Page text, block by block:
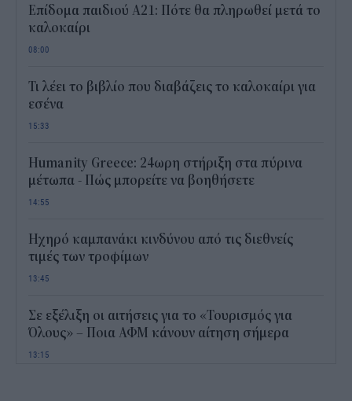
Επίδομα παιδιού Α21: Πότε θα πληρωθεί μετά το
καλοκαίρι
08:00
Τι λέει το βιβλίο που διαβάζεις το καλοκαίρι για
εσένα
15:33
Humanity Greece: 24ωρη στήριξη στα πύρινα
μέτωπα - Πώς μπορείτε να βοηθήσετε
14:55
Ηχηρό καμπανάκι κινδύνου από τις διεθνείς
τιμές των τροφίμων
13:45
Σε εξέλιξη οι αιτήσεις για το «Τουρισμός για
Όλους» – Ποια ΑΦΜ κάνουν αίτηση σήμερα
13:15